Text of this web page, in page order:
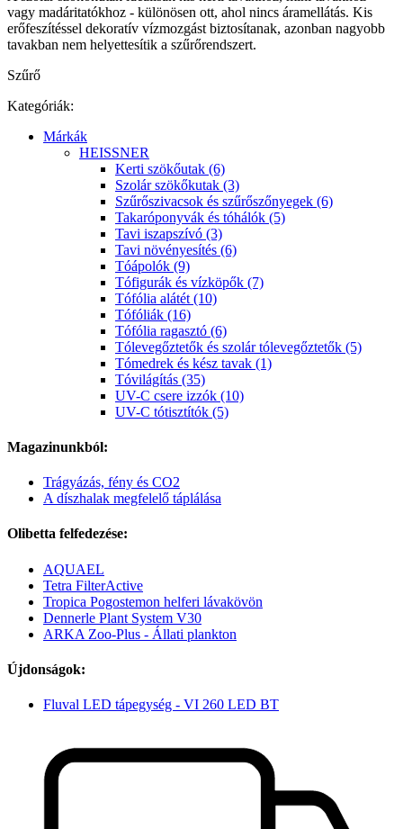
vagy madáritatókhoz - különösen ott, ahol nincs áramellátás. Kis
erőfeszítéssel dekoratív vízmozgást biztosítanak, azonban nagyobb
tavakban nem helyettesítik a szűrőrendszert.
Szűrő
Kategóriák:
Márkák
HEISSNER
Kerti szökőutak (6)
Szolár szökőkutak (3)
Szűrőszivacsok és szűrőszőnyegek (6)
Takaróponyvák és tóhálók (5)
Tavi iszapszívó (3)
Tavi növényesítés (6)
Tóápolók (9)
Tófigurák és vízköpők (7)
Tófólia alátét (10)
Tófóliák (16)
Tófólia ragasztó (6)
Tólevegőztetők és szolár tólevegőztetők (5)
Tómedrek és kész tavak (1)
Tóvilágítás (35)
UV-C csere izzók (10)
UV-C tótisztítók (5)
Magazinunkból:
Trágyázás, fény és CO2
A díszhalak megfelelő táplálása
Olibetta felfedezése:
AQUAEL
Tetra FilterActive
Tropica Pogostemon helferi lávakövön
Dennerle Plant System V30
ARKA Zoo-Plus - Állati plankton
Újdonságok:
Fluval LED tápegység - VI 260 LED BT